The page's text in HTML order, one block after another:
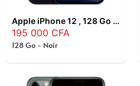
Apple iPhone 12 , 128 Go , Noir
195 000 CFA
128 Go - Noir